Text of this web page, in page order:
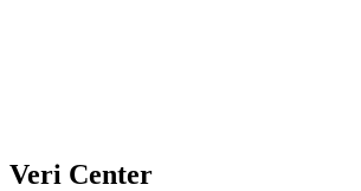
Veri Center